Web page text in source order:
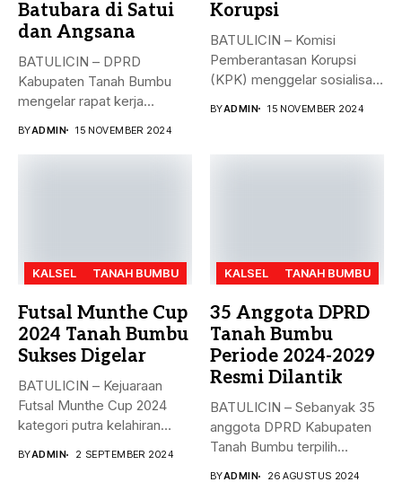
Batubara di Satui
dan Angsana
BATULICIN – DPRD
Kabupaten Tanah Bumbu
mengelar rapat kerja
BYADMIN 15 NOVEMBER 2024
Korupsi
BATULICIN – Komisi
Pemberantasan Korupsi
(KPK) menggelar sosialisasi
BYADMIN 15 NOVEMBER 2024
KALSEL TANAH BUMBU
Futsal Munthe Cup
2024 Tanah Bumbu
Sukses Digelar
BATULICIN – Kejuaraan
Futsal Munthe Cup 2024
kategori putra kelahiran
BYADMIN 2 SEPTEMBER 2024
KALSEL TANAH BUMBU
35 Anggota DPRD
Tanah Bumbu
Periode 2024-2029
Resmi Dilantik
BATULICIN – Sebanyak 35
anggota DPRD Kabupaten
Tanah Bumbu terpilih
BYADMIN 26 AGUSTUS 2024